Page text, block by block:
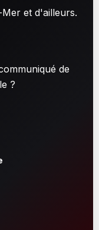
et d'ailleurs.
de
?